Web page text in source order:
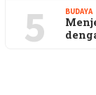
5 BUDAYA